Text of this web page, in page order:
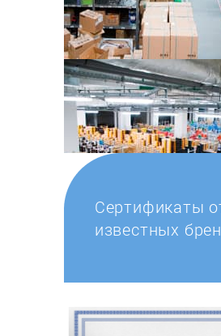
Сертификаты
известных